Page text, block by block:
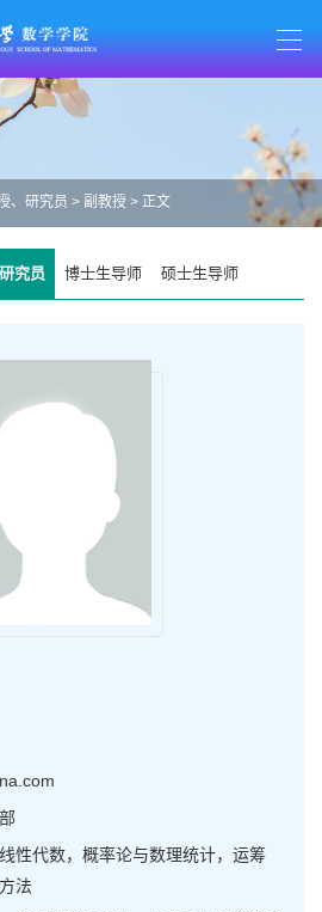
、研究员 > 副教授 > 正文
究员 博士生导师 硕士生导师
性代数，概率论与数理统计，运筹
法